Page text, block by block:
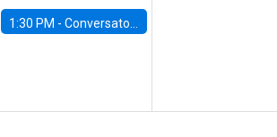
1:30 PM - Conversatorio: “Escenario Macro y Presupuesto 2026”